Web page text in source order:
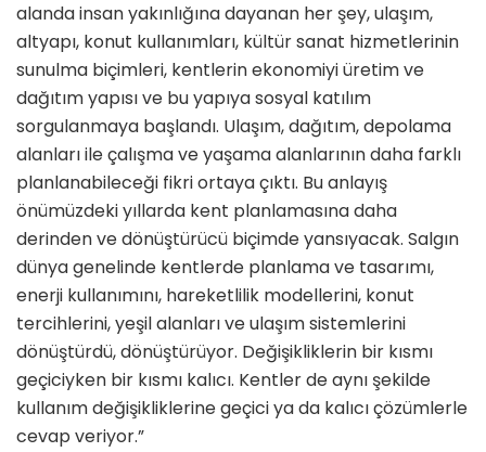
alanda insan yakınlığına dayanan her şey, ulaşım,
altyapı, konut kullanımları, kültür sanat hizmetlerinin
sunulma biçimleri, kentlerin ekonomiyi üretim ve
dağıtım yapısı ve bu yapıya sosyal katılım
sorgulanmaya başlandı. Ulaşım, dağıtım, depolama
alanları ile çalışma ve yaşama alanlarının daha farklı
planlanabileceği fikri ortaya çıktı. Bu anlayış
önümüzdeki yıllarda kent planlamasına daha
derinden ve dönüştürücü biçimde yansıyacak. Salgın
dünya genelinde kentlerde planlama ve tasarımı,
enerji kullanımını, hareketlilik modellerini, konut
tercihlerini, yeşil alanları ve ulaşım sistemlerini
dönüştürdü, dönüştürüyor. Değişikliklerin bir kısmı
geçiciyken bir kısmı kalıcı. Kentler de aynı şekilde
kullanım değişikliklerine geçici ya da kalıcı çözümlerle
cevap veriyor.”